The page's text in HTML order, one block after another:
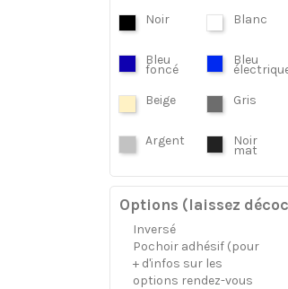
Noir Blanc
Bleu
foncé
Bleu
Beige Gris
Argent Noir
mat
Options (laissez
Inversé
Pochoir adhésif (pour
+ d'infos sur les
options rendez-vous